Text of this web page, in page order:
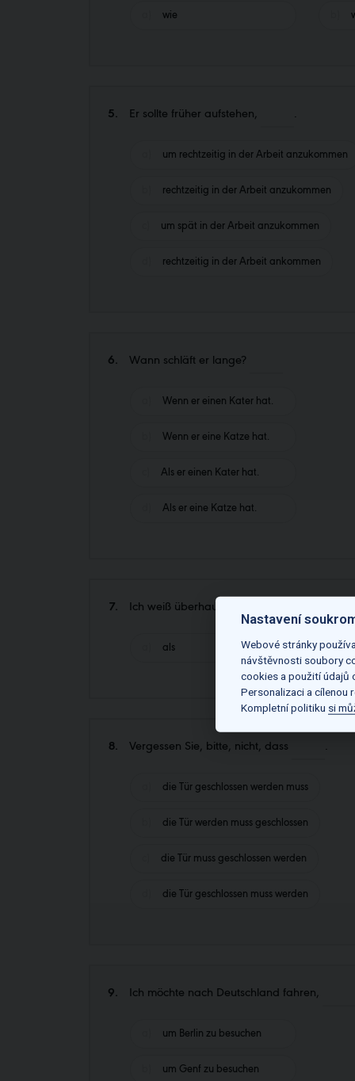
wie
5. Er sollte früher aufstehen, .
um rechtzeitig in der Arbeit anzukommen
rechtzeitig in der Arbeit anzukommen
um spät in der Arbeit anzukommen
rechtzeitig in der Arbeit ankommen
6. Wann schläft er lange?
Wenn er einen Kater hat.
Wenn er eine Katze hat.
Als er einen Kater hat.
Als er eine Katze hat.
7. Ich weiß überhaupt nicht,
als
8. Vergessen Sie, bitte, nicht, dass .
die Tür geschlossen werden muss
die Tür werden muss geschlossen
die Tür muss geschlossen werden
die Tür geschlossen muss werden
9. Ich möchte nach Deutschland fahren,
um Berlin zu besuchen
um Genf zu besuchen
Nastavení
Webové stránky
návštěvnosti soubory
cookies a použití údajů
Personalizaci a cílenou
Kompletní politiku si